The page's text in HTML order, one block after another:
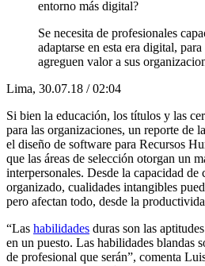
Se necesita de profesionales
adaptarse en esta era digital,
agreguen valor a sus
Lima, 30.07.18 / 02:04
Si bien la educación, los títulos y las
para las organizaciones, un reporte de la
el diseño de software para Recursos
que las áreas de selección otorgan un
interpersonales. Desde la capacidad de
organizado, cualidades intangibles
pero afectan todo, desde la
“Las habilidades duras son las
en un puesto. Las habilidades blandas
de profesional que serán”, comenta